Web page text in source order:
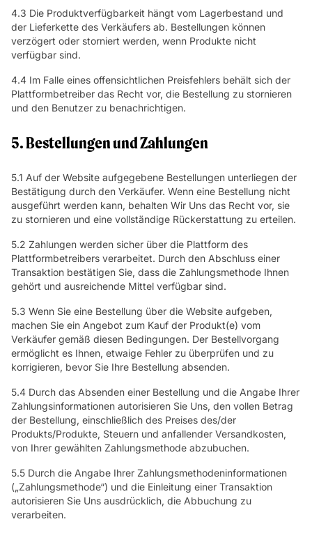
4.3 Die Produktverfügbarkeit hängt vom Lagerbestand und
der Lieferkette des Verkäufers ab. Bestellungen können
verzögert oder storniert werden, wenn Produkte nicht
verfügbar sind.
4.4 Im Falle eines offensichtlichen Preisfehlers behält sich der
Plattformbetreiber das Recht vor, die Bestellung zu stornieren
und den Benutzer zu benachrichtigen.
5. Bestellungen und Zahlungen
5.1 Auf der Website aufgegebene Bestellungen unterliegen der
Bestätigung durch den Verkäufer. Wenn eine Bestellung nicht
ausgeführt werden kann, behalten Wir Uns das Recht vor, sie
zu stornieren und eine vollständige Rückerstattung zu erteilen.
5.2 Zahlungen werden sicher über die Plattform des
Plattformbetreibers verarbeitet. Durch den Abschluss einer
Transaktion bestätigen Sie, dass die Zahlungsmethode Ihnen
gehört und ausreichende Mittel verfügbar sind.
5.3 Wenn Sie eine Bestellung über die Website aufgeben,
machen Sie ein Angebot zum Kauf der Produkt(e) vom
Verkäufer gemäß diesen Bedingungen. Der Bestellvorgang
ermöglicht es Ihnen, etwaige Fehler zu überprüfen und zu
korrigieren, bevor Sie Ihre Bestellung absenden.
5.4 Durch das Absenden einer Bestellung und die Angabe Ihrer
Zahlungsinformationen autorisieren Sie Uns, den vollen Betrag
der Bestellung, einschließlich des Preises des/der
Produkts/Produkte, Steuern und anfallender Versandkosten,
von Ihrer gewählten Zahlungsmethode abzubuchen.
5.5 Durch die Angabe Ihrer Zahlungsmethodeninformationen
(„Zahlungsmethode“) und die Einleitung einer Transaktion
autorisieren Sie Uns ausdrücklich, die Abbuchung zu
verarbeiten.